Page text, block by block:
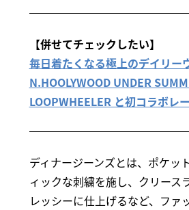
【併せてチェックしたい】
毎日着たくなる極上のデイリー
N.HOOLYWOOD UNDER
LOOPWHEELER と初コラボレ
ディナージーンズとは、ポケッ
ィックな刺繍を施し、クリース
レッシーに仕上げるなど、ファ